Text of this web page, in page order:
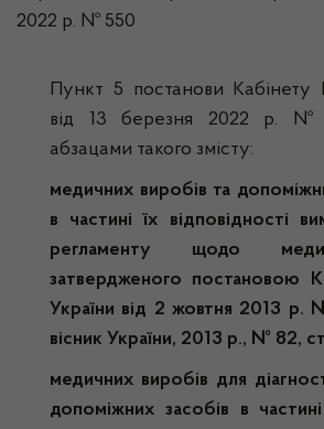
2022 р. № 550
Пункт 5 постанови Кабінету
від 13 березня 2022 р. №
абзацами такого змісту:
медичних виробів та
в частині їх відповідності
регламенту щодо
затвердженого постановою
України від 2 жовтня 2013 р.
вісник України, 2013 р., № 82,
медичних виробів для
допоміжних засобів в частині